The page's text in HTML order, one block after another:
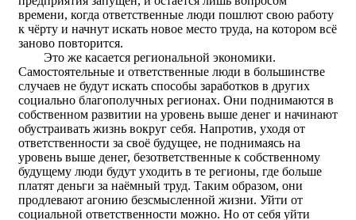
времени, когда ответственные люди пошлют свою работу
к чёрту и начнут искать новое место труда, на котором всё
заново повторится.
Это же касается региональной экономики.
Самостоятельные и ответственные люди в большинстве
случаев не будут искать способы заработков в других
социально благополучных регионах. Они поднимаются в
собственном развитии на уровень выше денег и начинают
обустраивать жизнь вокруг себя. Напротив, уходя от
ответственности за своё будущее, не поднимаясь на
уровень выше денег, безответственные к собственному
будущему люди будут уходить в те регионы, где больше
платят деньги за наёмный труд. Таким образом, они
продлевают агонию безсмысленной жизни. Уйти от
социальной ответственности можно. Но от себя уйти